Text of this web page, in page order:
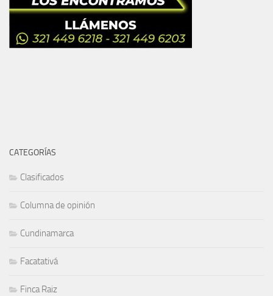
CATEGORÍAS
Clasificados
Columna de opinión
Cundinamarca
Facatativá
Finca Raiz